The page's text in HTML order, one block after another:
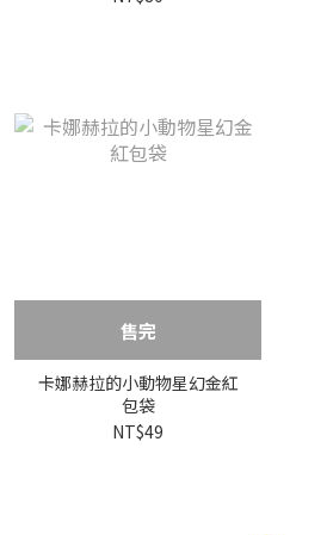
售完
卡娜赫拉的小動物星幻金紅
包袋
NT$49